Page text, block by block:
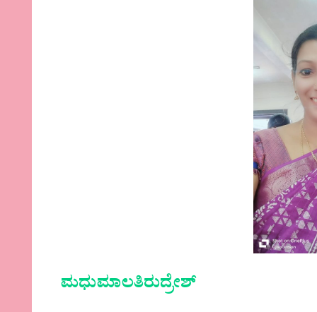
ಮಧುಮಾಲತಿರುದ್ರೇಶ್